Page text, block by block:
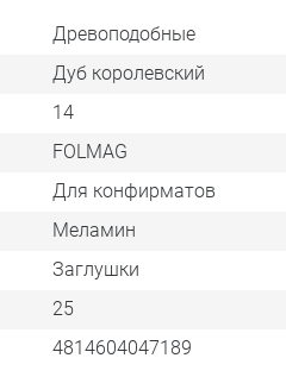
Древоподобные
Дуб королевский
14
FOLMAG
Для конфирматов
Меламин
Заглушки
25
4814604047189